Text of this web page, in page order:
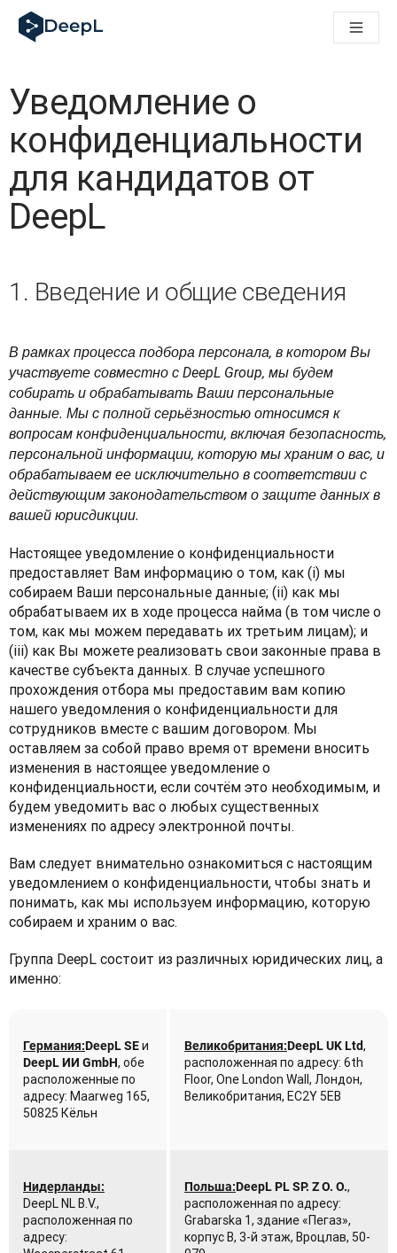
DeepL для ИИ-агентов
Translation Flow в DeepL: Новые рабочие процессы на
Познакомьтесь с Translation Flow: Решение для
Разобраться в вопросах доверия к языковому ИИ в
Как мы разрабатываем систему оценки качества
От перевода текста до голосовой платформы
Building an instantly accessible voice demo with DeepL
Уведомление о
конфиденциальности
для кандидатов от
DeepL
1. Введение и общие сведения
В рамках процесса подбора персонала, в котором Вы
участвуете совместно с DeepL Group, мы будем
собирать и обрабатывать Ваши персональные
данные. Мы с полной серьёзностью относимся к
вопросам конфиденциальности, включая безопасность,
персональной информации, которую мы храним о вас, и
обрабатываем ее исключительно в соответствии с
действующим законодательством о защите данных в
вашей юрисдикции.
Настоящее уведомление о конфиденциальности
предоставляет Вам информацию о том, как (i) мы
собираем Ваши персональные данные; (ii) как мы
обрабатываем их в ходе процесса найма (в том числе о
том, как мы можем передавать их третьим лицам); и
(iii) как Вы можете реализовать свои законные права в
качестве субъекта данных. В случае успешного
прохождения отбора мы предоставим вам копию
нашего уведомления о конфиденциальности для
сотрудников вместе с вашим договором. Мы
оставляем за собой право время от времени вносить
изменения в настоящее уведомление о
конфиденциальности, если сочтём это необходимым, и
будем уведомить вас о любых существенных
изменениях по адресу электронной почты.
Вам следует внимательно ознакомиться с настоящим
уведомлением о конфиденциальности, чтобы знать и
понимать, как мы используем информацию, которую
собираем и храним о вас.
Группа DeepL состоит из различных юридических лиц, а
именно:
Германия:DeepL SE
DeepL ИИ GmbH, обе
расположенные по
адресу: Maarweg 165,
50825 Кёльн
Великобритания:DeepL UK Ltd,
расположенная по адресу: 6th
Floor, One London Wall, Лондон,
Великобритания, EC2Y 5EB
Нидерланды:
DeepL NL B.V.,
расположенная по
адресу:
Польша:DeepL PL SP. Z O. O.,
расположенная по адресу:
Grabarska 1, здание «Пегаз»,
корпус B, 3-й этаж, Вроцлав, 50-